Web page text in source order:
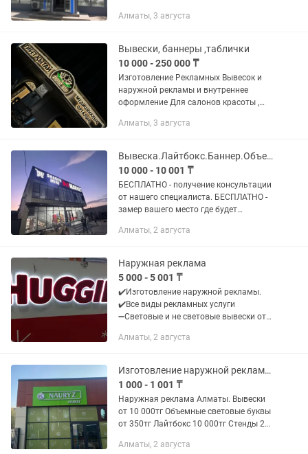
привлекать новых клиентов. 🔶 Наши
Объемные...
Алматы, 3 августа
Вывески, баннеры ,таблички
10 000 - 250 000 ₸
Изготовление Рекламных Вывесок и
наружной рекламы и внутреннее
оформление Для салонов красоты ,
офисные помещения, магазины
Алматы, 3 августа
Вывеска.Лайтбокс.Баннер.Объемные световые буквы.
10 000 - 10 001 ₸
БЕСПЛАТНО - получение консультации
от нашего специалиста. БЕСПЛАТНО -
замер вашего место где будет
БЕСПЛАТНО - дизайн вашей будущей
Алматы, 2 августа
Наружная реклама
5 000 - 5 001 ₸
✔️Изготовление наружной рекламы.
✔️Все виды рекламных услуги
➖Световые и не световые вывески от
➖Световой короб от 5 000тг
➖Световые буквы...
Алматы, 2 августа
Изготовление наружной рекламы, демонтаж, монтаж, ремонт.
1 000 - 1 001 ₸
Наружная реклама Алматы. Вывески
от 10 000тг Объемные световые буквы
от 350тг Лайтбокс 10 000тг Стенды 2
000тг Неоновые вывески 3 000тг.
Алматы, 2 августа